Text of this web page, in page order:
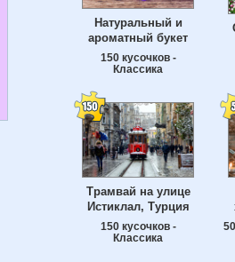
Натуральный и
ароматный букет
150 кусочков -
Классика
Трамвай на улице
Истиклал, Турция
150 кусочков -
Классика